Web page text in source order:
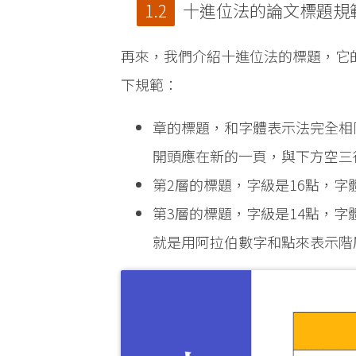
十進位法的論文標題規
再來，我們介紹十進位法的標題，
下規範：
章的標題，和字體表示法完全
開頭應在新的一頁，與下方空
第2層的標題，字級是16點，
第3層的標題，字級是14點，
就是用阿拉伯數字和點來表示